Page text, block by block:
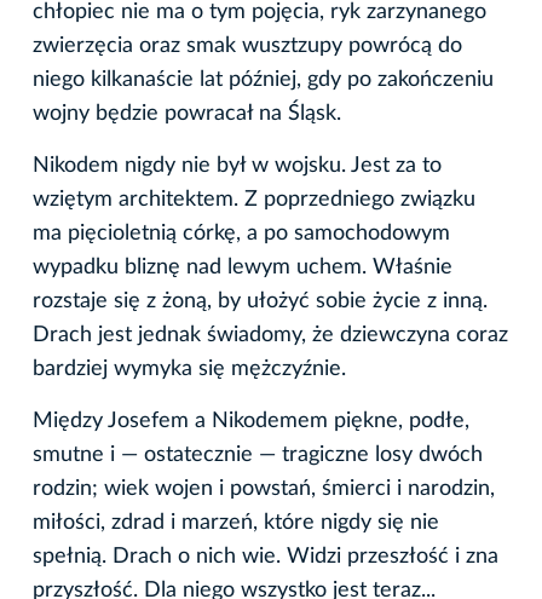
chłopiec nie ma o tym pojęcia, ryk zarzynanego
zwierzęcia oraz smak wusztzupy powrócą do
niego kilkanaście lat później, gdy po zakończeniu
wojny będzie powracał na Śląsk.
Nikodem nigdy nie był w wojsku. Jest za to
wziętym architektem. Z poprzedniego związku
ma pięcioletnią córkę, a po samochodowym
wypadku bliznę nad lewym uchem. Właśnie
rozstaje się z żoną, by ułożyć sobie życie z inną.
Drach jest jednak świadomy, że dziewczyna coraz
bardziej wymyka się mężczyźnie.
Między Josefem a Nikodemem piękne, podłe,
smutne i — ostatecznie — tragiczne losy dwóch
rodzin; wiek wojen i powstań, śmierci i narodzin,
miłości, zdrad i marzeń, które nigdy się nie
spełnią. Drach o nich wie. Widzi przeszłość i zna
przyszłość. Dla niego wszystko jest teraz...